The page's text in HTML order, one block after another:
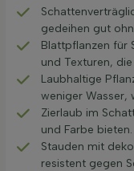
gedeihen gut
Blattpflanzen für
und Texturen,
Laubhaltige
weniger Wasser,
Zierlaub im
und Farbe bieten.
Stauden mit
resistent gegen